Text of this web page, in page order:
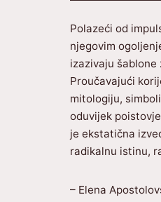
Polazeći od
njegovim
izazivaju
Proučavajući
mitologiju,
oduvijek
je ekstatična
radikalnu istinu,
– Elena